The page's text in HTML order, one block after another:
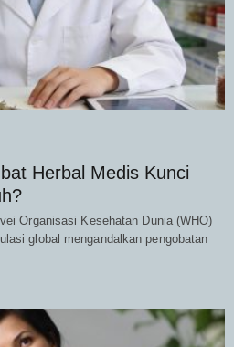
Herbal Medis Kunci
Organisasi Kesehatan Dunia (WHO)
global mengandalkan pengobatan